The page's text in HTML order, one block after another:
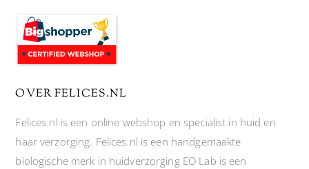
OVER FELICES.NL
Felices.nl is een online webshop en specialist in huid en
haar verzorging. Felices.nl is een handgemaakte
biologische merk in huidverzorging EO Lab is een